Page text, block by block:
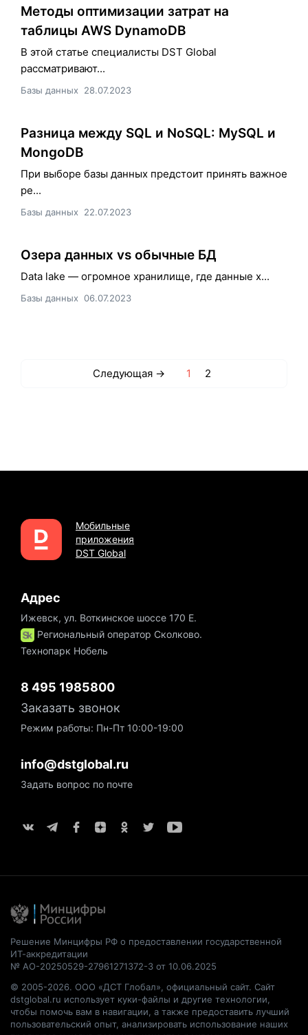
Методы оптимизации затрат на
таблицы AWS DynamoDB
В этой статье специалисты DST Global
рассматривают...
Базы данных 28.07.2023
Разница между SQL и NoSQL: MySQL и
MongoDB
При выборе базы данных предстоит принять важное
ре...
Базы данных 22.07.2023
Озера данных vs обычные БД
Data lake — огромное хранилище, где данные х...
Базы данных 06.07.2023
Следующая → 1 2
Мобильные
приложения
DST Global
Адрес
Ижевск, ул. Воткинское шоссе 170 Е.
Региональный оператор Сколково.
Технопарк Нобель
8 495 1985800
Заказать звонок
Режим работы: Пн-Пт 10:00-19:00
info@dstglobal.ru
Задать вопрос по почте
Решение Минцифры РФ о предоставлении государственной
ИТ-аккредитации
№ АО-20250529-27961271372-3 от 10.06.2025
© 2005-2026. ООО «ДСТ Глобал», официальный сайт. Сайт
dstglobal.ru использует куки-файлы и другие технологии,
чтобы помочь вам в навигации, а также предоставить лучший
пользовательский опыт, анализировать использование наших